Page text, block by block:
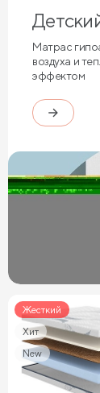
Матрас
воздуха и
эффектом
Жесткий
Хит
New